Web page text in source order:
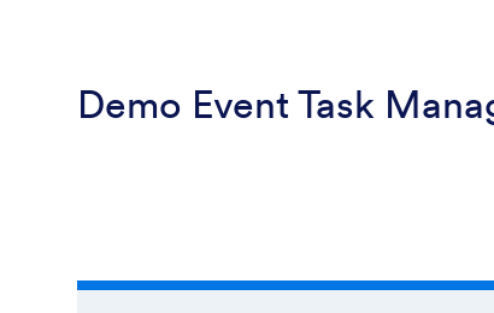
Demo Event Task